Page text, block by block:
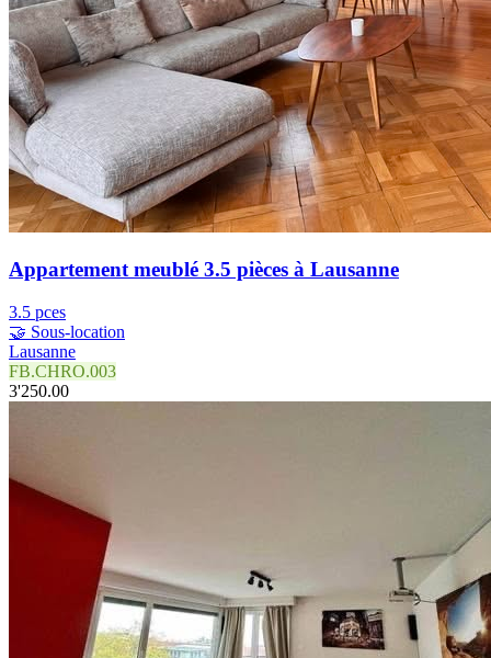
Appartement meublé 3.5 pièces à Lausanne
3.5 pces
🤝 Sous-location
Lausanne
FB.CHRO.003
3'250.00